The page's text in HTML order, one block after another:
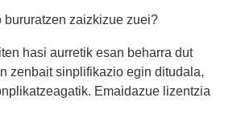
zaizkizue zuei?
hasi aurretik esan beharra dut
zenbait sinplifikazio egin ditudala,
Emaidazue lizentzia